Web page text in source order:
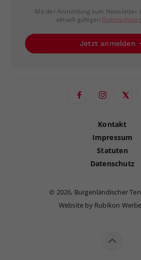
Mit der Anmeldung zum Newsletter
aktuell gültigen
Jetzt anmelden
Kontakt
Impressum
Statuten
Datenschutz
© 2026, Burgenländischer
Website by Rubikon